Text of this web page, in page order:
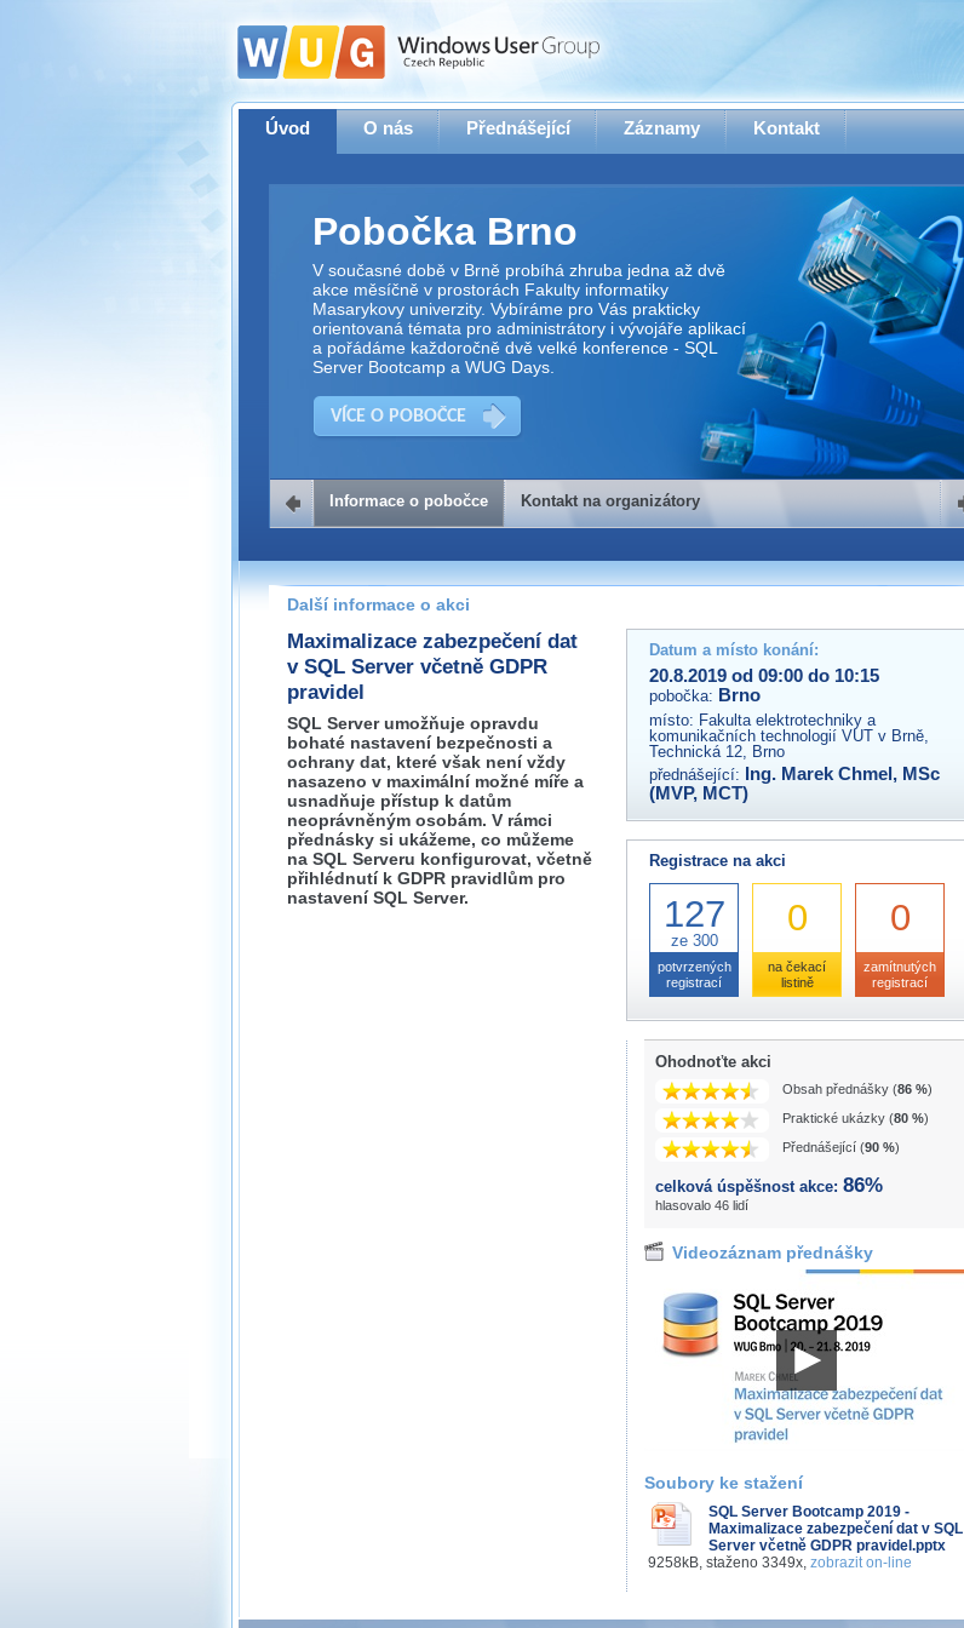
Úvod O nás Přednášející Záznamy Kontakt
Pobočka Brno
V současné době v Brně probíhá zhruba jedna až dvě
akce měsíčně v prostorách Fakulty informatiky
Masarykovy univerzity. Vybíráme pro Vás prakticky
orientovaná témata pro administrátory i vývojáře aplikací
a pořádáme každoročně dvě velké konference - SQL
Server Bootcamp a WUG Days.
VÍCE O POBOČCE
Kontakt na organizátory
Pokud máte jakýkoliv dotaz na organizátory této akce,
prosím neváhejte nás kontaktovat na e-mailu:
brno@wug.cz
Informace o pobočce Kontakt na organizátory
Další informace o akci
Maximalizace zabezpečení dat
v SQL Server včetně GDPR
pravidel
SQL Server umožňuje opravdu
bohaté nastavení bezpečnosti a
ochrany dat, které však není vždy
nasazeno v maximální možné míře a
usnadňuje přístup k datům
neoprávněným osobám. V rámci
přednásky si ukážeme, co můžeme
na SQL Serveru konfigurovat, včetně
přihlédnutí k GDPR pravidlům pro
nastavení SQL Server.
Datum a místo konání:
20.8.2019 od 09:00 do 10:15
pobočka: Brno
místo: Fakulta elektrotechniky a
komunikačních technologií VUT v Brně,
Technická 12, Brno
přednášející:
Ing. Marek Chmel, MSc
(MVP, MCT)
Registrace na akci
127
ze 300
potvrzených
registrací
0
na čekací
listině
0
zamítnutých
registrací
Ohodnoťte akci
Obsah přednášky (86 %)
Praktické ukázky (80 %)
Přednášející (90 %)
celková úspěšnost akce: 86%
hlasovalo 46 lidí
Videozáznam přednášky
Soubory ke stažení
SQL Server Bootcamp 2019 -
Maximalizace zabezpečení dat v SQL
Server včetně GDPR pravidel.pptx
9258kB, staženo 3349x, zobrazit on-line